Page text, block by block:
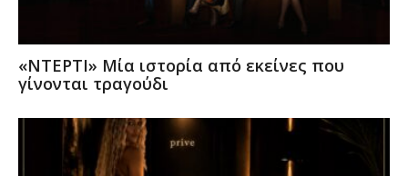
«ΝΤΕΡΤΙ» Μία ιστορία από εκείνες που
γίνονται τραγούδι